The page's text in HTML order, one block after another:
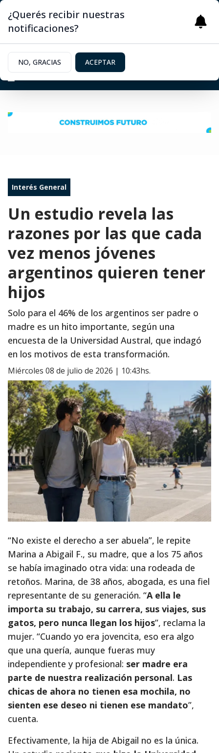
Interés General
Un estudio revela las
razones por las que cada
vez menos jóvenes
argentinos quieren tener
hijos
Solo para el 46% de los argentinos ser padre o
madre es un hito importante, según una
encuesta de la Universidad Austral, que indagó
en los motivos de esta transformación.
miércoles 08 de julio de 2026 | 10:43hs.
“No existe el derecho a ser abuela”, le repite
Marina a Abigail F., su madre, que a los 75 años
se había imaginado otra vida: una rodeada de
retoños. Marina, de 38 años, abogada, es una fiel
representante de su generación. “A ella le
importa su trabajo, su carrera, sus viajes, sus
gatos, pero nunca llegan los hijos”, reclama la
mujer. “Cuando yo era jovencita, eso era algo
que una quería, aunque fueras muy
independiente y profesional: ser madre era
parte de nuestra realización personal. Las
chicas de ahora no tienen esa mochila, no
sienten ese deseo ni tienen ese mandato”,
cuenta.
Efectivamente, la hija de Abigail no es la única.
¿Querés recibir nuestras
notificaciones?
NO, GRACIAS ACEPTAR